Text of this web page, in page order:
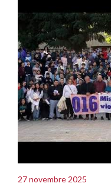
27 novembre 2025